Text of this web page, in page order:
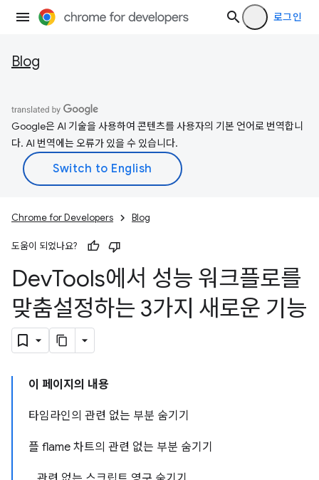
로그인
Blog
Google은 AI 기술을 사용하여 콘텐츠를 사용자의 기본 언어로 번역합니
다. AI 번역에는 오류가 있을 수 있습니다.
Chrome for Developers Blog
도움이 되었나요?
DevTools에서 성능 워크플로를
맞춤설정하는 3가지 새로운 기능
이 페이지의 내용
타임라인의 관련 없는 부분 숨기기
플 flame 차트의 관련 없는 부분 숨기기